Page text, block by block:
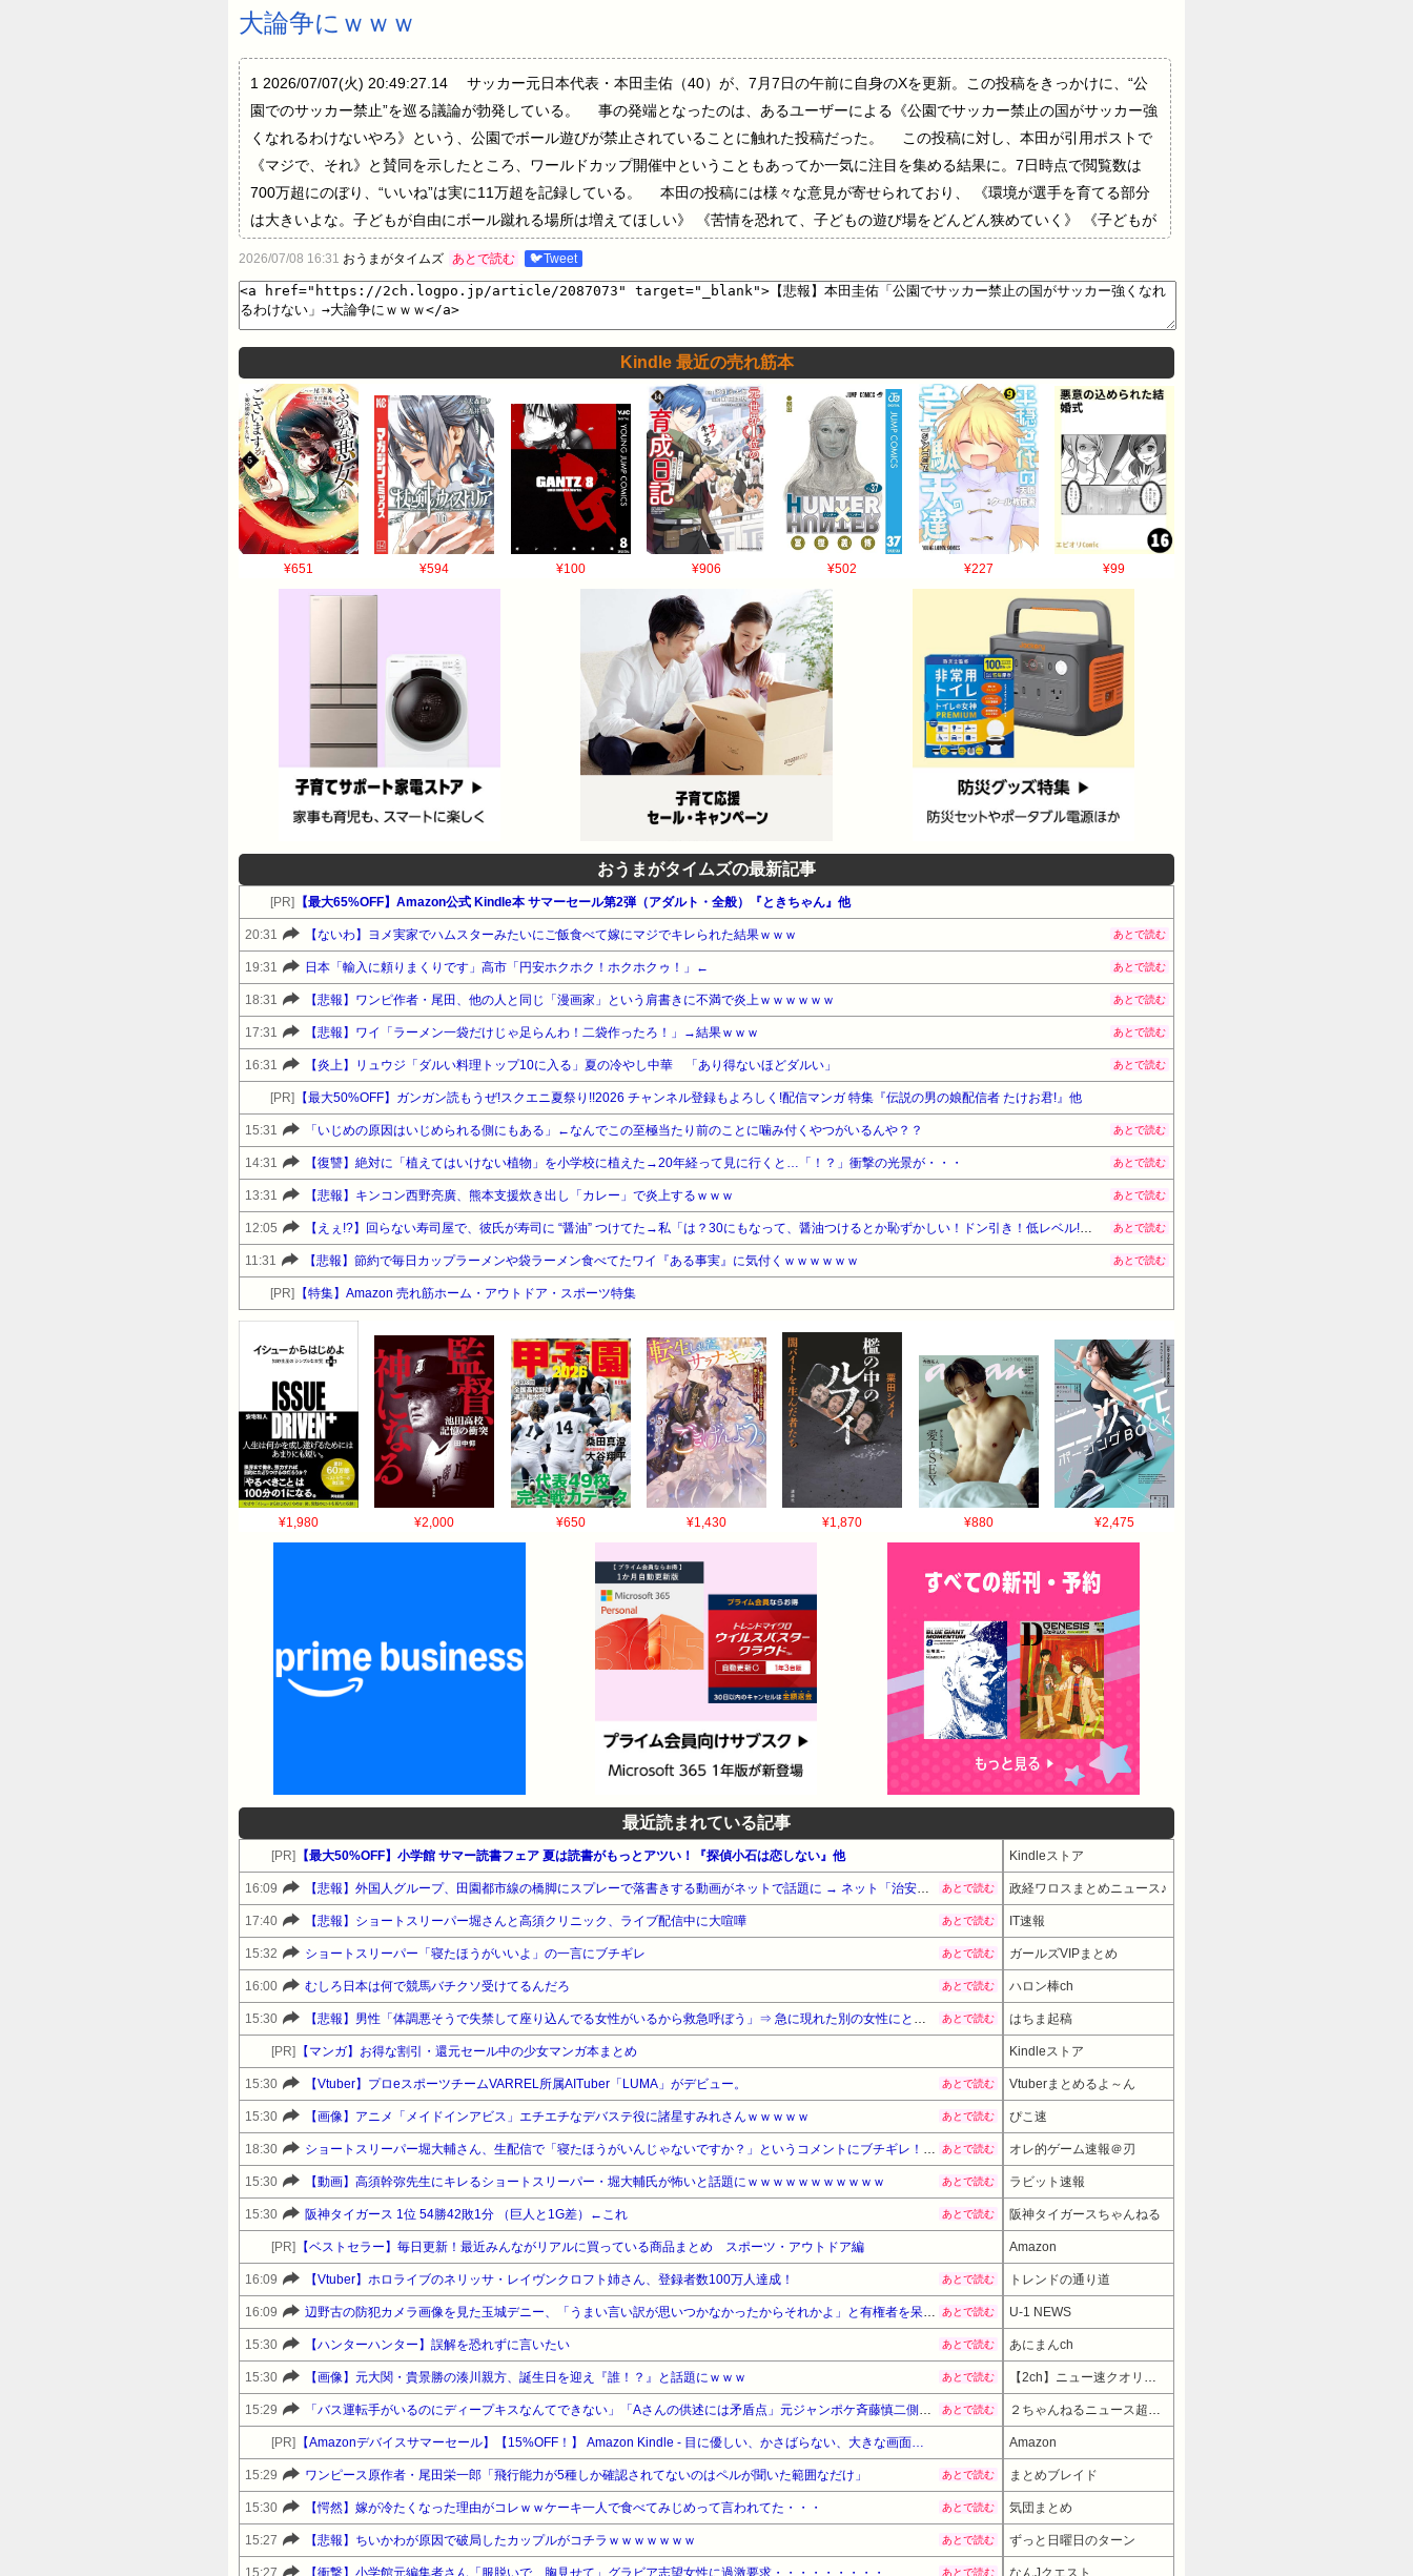
大論争にｗｗｗ
1 2026/07/07(火) 20:49:27.14 サッカー元日本代表・本田圭佑（40）が、7月7日の午前に自身のXを更新。この投稿をきっかけに、“公
園でのサッカー禁止”を巡る議論が勃発している。 事の発端となったのは、あるユーザーによる《公園でサッカー禁止の国がサッカー強
くなれるわけないやろ》という、公園でボール遊びが禁止されていることに触れた投稿だった。 この投稿に対し、本田が引用ポストで
《マジで、それ》と賛同を示したところ、ワールドカップ開催中ということもあってか一気に注目を集める結果に。7日時点で閲覧数は
700万超にのぼり、“いいね”は実に11万超を記録している。 本田の投稿には様々な意見が寄せられており、 《環境が選手を育てる部分
は大きいよな。子どもが自由にボール蹴れる場所は増えてほしい》 《苦情を恐れて、子どもの遊び場をどんどん狭めていく》 《子どもが
思い切りボールを蹴れる場所が増えるだけでも、未来は変わる気がします》 といった賛同から、 《公園でサッカーやる人達にボールぶ
（隣接してる家の屋根や壁にボールぶつけて遊ぶ等）これは禁止になって当たり前やろ…… と思ったので一概に言えない》 といった
反論まで議論百出。以下ソースで…
2026/07/08 16:31 おうまがタイムズ あとで読む 🐦Tweet
Kindle 最近の売れ筋本
¥651 ¥594 ¥100 ¥906 ¥502 ¥227 ¥99
おうまがタイムズの最新記事
[PR] 【最大65%OFF】Amazon公式 Kindle本 サマーセール第2弾（アダルト・全般）『ときちゃん』他
20:31 【ないわ】ヨメ実家でハムスターみたいにご飯食べて嫁にマジでキレられた結果ｗｗｗ あとで読む
19:31 日本「輸入に頼りまくりです」高市「円安ホクホク！ホクホクゥ！」← あとで読む
18:31 【悲報】ワンピ作者・尾田、他の人と同じ「漫画家」という肩書きに不満で炎上ｗｗｗｗｗｗ あとで読む
17:31 【悲報】ワイ「ラーメン一袋だけじゃ足らんわ！二袋作ったろ！」→結果ｗｗｗ あとで読む
16:31 【炎上】リュウジ「ダルい料理トップ10に入る」夏の冷やし中華 「あり得ないほどダルい」 あとで読む
[PR] 【最大50%OFF】ガンガン読もうぜ!スクエニ夏祭り!!2026 チャンネル登録もよろしく!配信マンガ 特集『伝説の男の娘配信者 たけお君!』他
15:31 「いじめの原因はいじめられる側にもある」←なんでこの至極当たり前のことに噛み付くやつがいるんや？？ あとで読む
14:31 【復讐】絶対に「植えてはいけない植物」を小学校に植えた→20年経って見に行くと…「！？」衝撃の光景が・・・ あとで読む
13:31 【悲報】キンコン西野亮廣、熊本支援炊き出し「カレー」で炎上するｗｗｗ あとで読む
12:05 あとで読む
11:31 【悲報】節約で毎日カップラーメンや袋ラーメン食べてたワイ『ある事実』に気付くｗｗｗｗｗｗ あとで読む
[PR] 【特集】Amazon 売れ筋ホーム・アウトドア・スポーツ特集
¥1,980 ¥2,000 ¥650 ¥1,430 ¥1,870 ¥880 ¥2,475
最近読まれている記事
[PR] 【最大50%OFF】小学館 サマー読書フェア 夏は読書がもっとアツい！『探偵小石は恋しない』他 Kindleストア
16:09 【悲報】外国人グループ、田園都市線の橋脚にスプレーで落書きする動画がネットで話題に → ネット「治安悪化の始まり」 あとで読む 政経ワロスまとめニュース♪
17:40 【悲報】ショートスリーパー堀さんと高須クリニック、ライブ配信中に大喧嘩 あとで読む IT速報
15:32 ショートスリーパー「寝たほうがいいよ」の一言にブチギレ あとで読む ガールズVIPまとめ
16:00 むしろ日本は何で競馬バチクソ受けてるんだろ あとで読む ハロン棒ch
15:30 【悲報】男性「体調悪そうで失禁して座り込んでる女性がいるから救急呼ぼう」⇒ 急に現れた別の女性にとんでもない事をされてしまう・・・ あとで読む はちま起稿
[PR] 【マンガ】お得な割引・還元セール中の少女マンガ本まとめ Kindleストア
15:30 【Vtuber】プロeスポーツチームVARREL所属AITuber「LUMA」がデビュー。 あとで読む Vtuberまとめるよ～ん
15:30 【画像】アニメ「メイドインアビス」エチエチなデバステ役に諸星すみれさんｗｗｗｗｗ あとで読む ぴこ速
18:30 ショートスリーパー堀大輔さん、生配信で「寝たほうがいんじゃないですか？」というコメントにブチギレ！ガチで怖すぎると話題に・・・ あとで読む オレ的ゲーム速報＠刃
15:30 【動画】高須幹弥先生にキレるショートスリーパー・堀大輔氏が怖いと話題にｗｗｗｗｗｗｗｗｗｗｗ あとで読む ラビット速報
15:30 阪神タイガース 1位 54勝42敗1分 （巨人と1G差）←これ あとで読む 阪神タイガースちゃんねる
[PR] 【ベストセラー】毎日更新！最近みんながリアルに買っている商品まとめ スポーツ・アウトドア編 Amazon
16:09 【Vtuber】ホロライブのネリッサ・レイヴンクロフト姉さん、登録者数100万人達成！ あとで読む トレンドの通り道
16:09 辺野古の防犯カメラ画像を見た玉城デニー、「うまい言い訳が思いつかなかったからそれかよ」と有権者を呆れさせるコメントを…… あとで読む U-1 NEWS
15:30 【ハンターハンター】誤解を恐れずに言いたい あとで読む あにまんch
15:30 【画像】元大関・貴景勝の湊川親方、誕生日を迎え『誰！？』と話題にｗｗｗ あとで読む 【2ch】ニュー速クオリティ
15:29 「バス運転手がいるのにディープキスなんてできない」「Aさんの供述には矛盾点」元ジャンポケ斉藤慎二側が主張した「同意があった」理由 あとで読む ２ちゃんねるニュース超速まとめ＋
[PR] 【Amazonデバイスサマーセール】【15%OFF！】 Amazon Kindle - 目に優しい、かさばらない、大きな画面で読みやすい、6週間持続バッテリー、6インチディスプレイ電子書籍リーダー、マッチャ、16GB、広告なし Amazon
15:29 ワンピース原作者・尾田栄一郎「飛行能力が5種しか確認されてないのはペルが聞いた範囲なだけ」 あとで読む まとめブレイド
15:30 【愕然】嫁が冷たくなった理由がコレｗｗケーキ一人で食べてみじめって言われてた・・・ あとで読む 気団まとめ
15:27 【悲報】ちいかわが原因で破局したカップルがコチラｗｗｗｗｗｗｗ あとで読む ずっと日曜日のターン
あとで読む